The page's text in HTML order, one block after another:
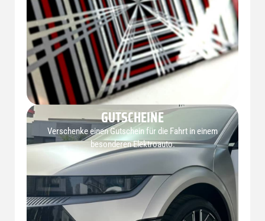
GUTSCHEINE
Verschenke einen Gutschein für die Fahrt in einem
besonderen Elektroauto.